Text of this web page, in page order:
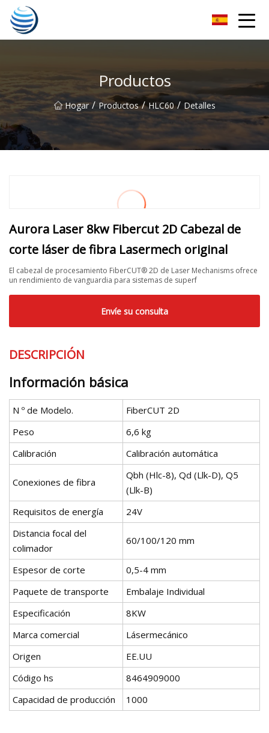
Productos
Hogar / Productos / HLC60 / Detalles
Aurora Laser 8kw Fibercut 2D Cabezal de
corte láser de fibra Lasermech original
El cabezal de procesamiento FiberCUT® 2D de Laser Mechanisms ofrece
un rendimiento de vanguardia para sistemas de superf
Envíe su consulta
DESCRIPCIÓN
Información básica
N º de Modelo.
FiberCUT 2D
Peso
6,6 kg
Calibración
Calibración automática
Conexiones de fibra
Qbh (Hlc-8), Qd (Llk-D), Q5
(Llk-B)
Requisitos de energía
24V
Distancia focal del
colimador
60/100/120 mm
Espesor de corte
0,5-4 mm
Paquete de transporte
Embalaje Individual
Especificación
8KW
Marca comercial
Lásermecánico
Origen
EE.UU
Código hs
8464909000
Capacidad de producción
1000